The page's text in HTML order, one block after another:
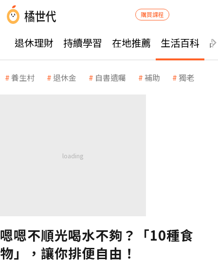
購買課程
退休理財 持續學習 在地推薦 生活百科
養生村 退休金 自書遺囑 補助 獨老
嗯嗯不順光喝水不夠？「10種食
物」，讓你排便自由！